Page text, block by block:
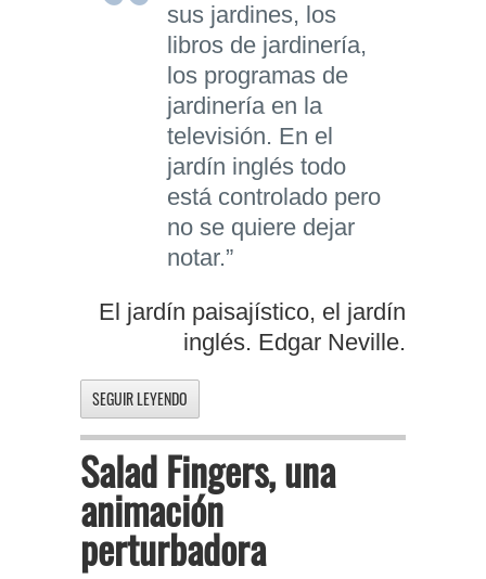
sus jardines, los
libros de jardinería,
los programas de
jardinería en la
televisión. En el
jardín inglés todo
está controlado pero
no se quiere dejar
notar.”
El jardín paisajístico, el jardín
inglés. Edgar Neville.
SEGUIR LEYENDO
Salad Fingers, una
animación
perturbadora